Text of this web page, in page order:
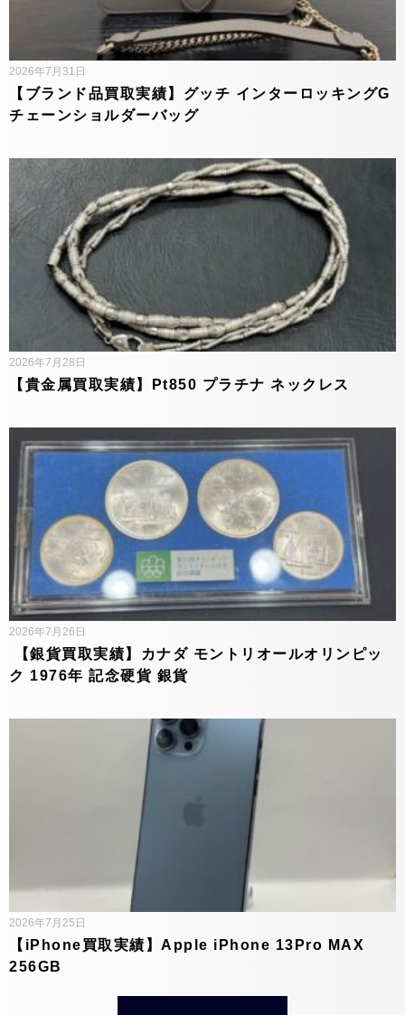
【ブランド品買取実績】グッチ インターロッキングG
チェーンショルダーバッグ
2026年7月31日
【貴金属買取実績】Pt850 プラチナ ネックレス
2026年7月28日
【銀貨買取実績】カナダ モントリオールオリンピッ
ク 1976年 記念硬貨 銀貨
2026年7月26日
【iPhone買取実績】Apple iPhone 13Pro MAX
256GB
2026年7月25日